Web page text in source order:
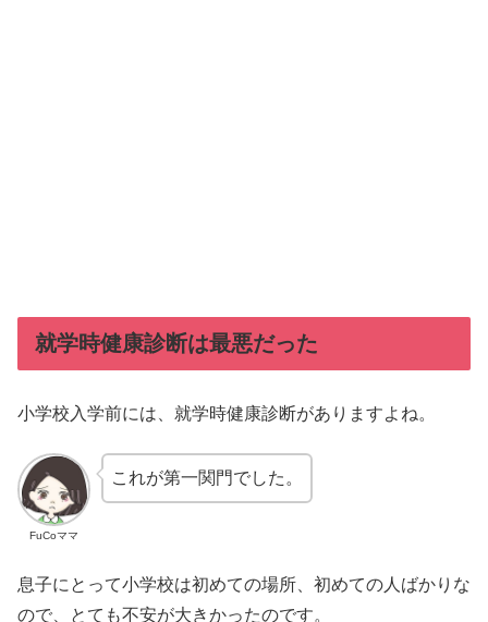
就学時健康診断は最悪だった
小学校入学前には、就学時健康診断がありますよね。
FuCoママ
これが第一関門でした。
息子にとって小学校は初めての場所、初めての人ばかりな
ので、とても不安が大きかったのです。